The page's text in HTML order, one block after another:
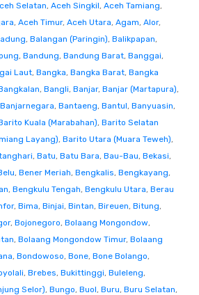
Selatan, Aceh Singkil, Aceh Tamiang,
, Aceh Timur, Aceh Utara, Agam, Alor,
, Balangan (Paringin), Balikpapan,
, Bandung, Bandung Barat, Banggai,
Laut, Bangka, Bangka Barat, Bangka
, Bangli, Banjar, Banjar (Martapura),
Banjarnegara, Bantaeng, Bantul, Banyuasin,
Kuala (Marabahan), Barito Selatan
Layang), Barito Utara (Muara Teweh),
, Batu, Batu Bara, Bau-Bau, Bekasi,
, Bener Meriah, Bengkalis, Bengkayang,
, Bengkulu Tengah, Bengkulu Utara, Berau
, Bima, Binjai, Bintan, Bireuen, Bitung,
, Bojonegoro, Bolaang Mongondow,
, Bolaang Mongondow Timur, Bolaang
, Bondowoso, Bone, Bone Bolango,
, Brebes, Bukittinggi, Buleleng,
Selor), Bungo, Buol, Buru, Buru Selatan,